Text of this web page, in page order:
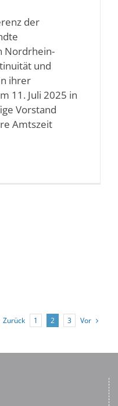
der
Nordrhein-
und
ihrer
11. Juli 2025 in
Vorstand
Amtszeit
Zurück 1 2 3 Vor